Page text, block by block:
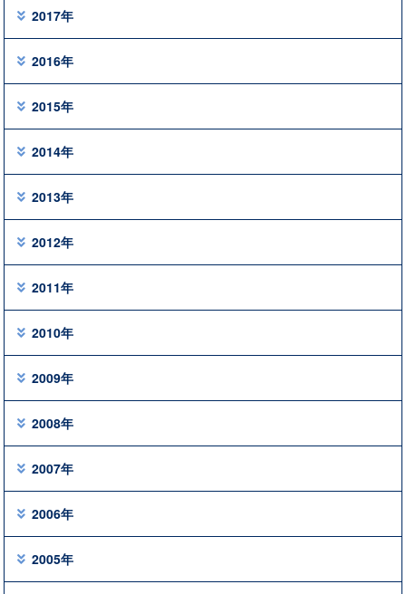
2017年
2016年
2015年
2014年
2013年
2012年
2011年
2010年
2009年
2008年
2007年
2006年
2005年